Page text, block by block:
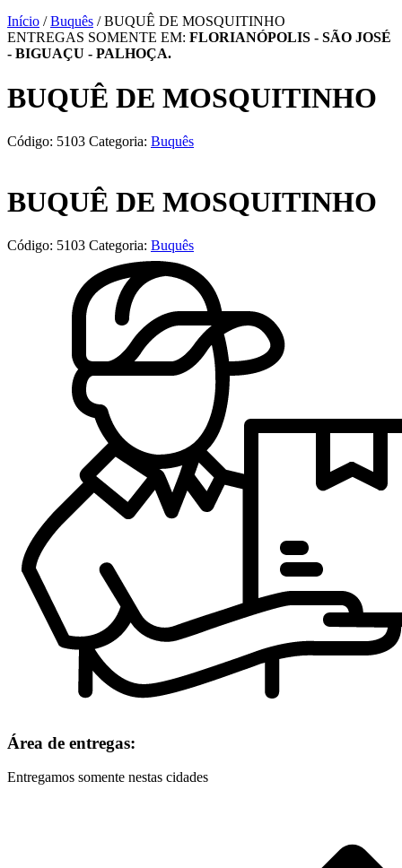
Início /Buquês / BUQUÊ DE MOSQUITINHO
ENTREGAS SOMENTE EM: FLORIANÓPOLIS - SÃO JOSÉ
- BIGUAÇU - PALHOÇA.
BUQUÊ DE MOSQUITINHO
Código: 5103 Categoria: Buquês
BUQUÊ DE MOSQUITINHO
Código: 5103 Categoria: Buquês
Área de entregas:
Entregamos somente nestas cidades